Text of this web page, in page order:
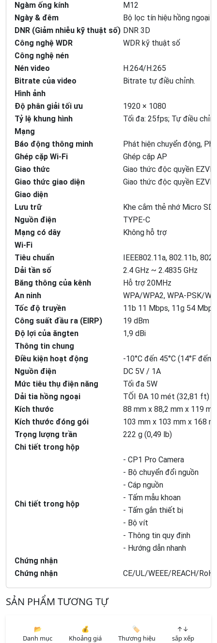
Ngàm ống kính
M12
Ngày & đêm
Bộ lọc tín hiệu hồng ngoại
DNR (Giảm nhiễu kỹ thuật số) DNR 3D
Công nghệ WDR
WDR kỹ thuật số
Công nghệ nén
Nén video
H.264/H.265
Bitrate của video
Bitrate tự điều chỉnh.
Hình ảnh
Độ phân giải tối ưu
1920 × 1080
Tỷ lệ khung hình
Tối đa: 25fps; Tự điều
Mạng
Báo động thông minh
Phát hiện chuyển động,
Ghép cặp Wi-Fi
Ghép cặp AP
Giao thức
Giao thức độc quyền
Giao thức giao diện
Giao thức độc quyền
Giao diện
Lưu trữ
Khe cắm thẻ nhớ Micro SD
Nguồn điện
TYPE-C
Mạng có dây
Không hỗ trợ
Wi-Fi
Tiêu chuẩn
IEEE802.11a, 802.11b,
Dải tần số
2.4 GHz ~ 2.4835 GHz
Băng thông của kênh
Hỗ trợ 20MHz
An ninh
WPA/WPA2, WPA-PSK/
Tốc độ truyền
11b 11 Mbps, 11g 54
Công suất đầu ra (EIRP)
19 dBm
Độ lợi của ăngten
1,9 dBi
Thông tin chung
Điều kiện hoạt động
-10°C đến 45°C (14°F
Nguồn điện
DC 5V / 1A
Mức tiêu thụ điện năng
Tối đa 5W
Dải tia hồng ngoại
TỐI ĐA 10 mét (32,81 ft)
Kích thước
88 mm x 88,2 mm x 119
Kích thước đóng gói
103 mm x 103 mm x 168
Trọng lượng trần
222 g (0,49 lb)
Chi tiết trong hộp
Chi tiết trong hộp
- CP1 Pro Camera
- Bộ chuyển đổi nguồn
- Cáp nguồn
- Tấm mẫu khoan
- Tấm gắn thiết bị
- Bộ vít
- Thông tin quy định
- Hướng dẫn nhanh
Chứng nhận
Chứng nhận
CE/UL/WEEE/REACH/
SẢN PHẨM TƯƠNG TỰ
📂
Danh mục
💰
Khoảng giá
🏷️
Thương hiệu
↑↓
sắp xếp